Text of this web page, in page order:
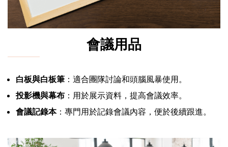
會議用品
白板與白板筆 ：適合團隊討論和頭腦風暴使用。
投影機與幕布 ：用於展示資料，提高會議效率。
會議記錄本：專門用於記錄會議內容，便於後續跟進。